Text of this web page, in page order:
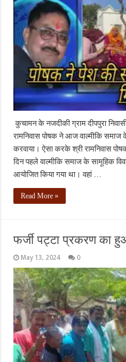
कुचामन के नजदीकी ग्राम दीपपुरा
रामनिवास पोषक ने आज वाल्मीकि
करवाया। ऐसा करके श्री रामनिवास
दिन पहले वाल्मीकि समाज के सामूहिक
आयोजित किया गया था। वहां …
Read More »
फर्जी पट्टा प्रकरण का
May 13, 2024 0